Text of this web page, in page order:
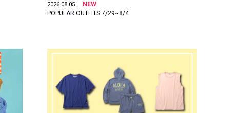
2026.08.05
NEW
POPULAR OUTFITS 7/29~8/4